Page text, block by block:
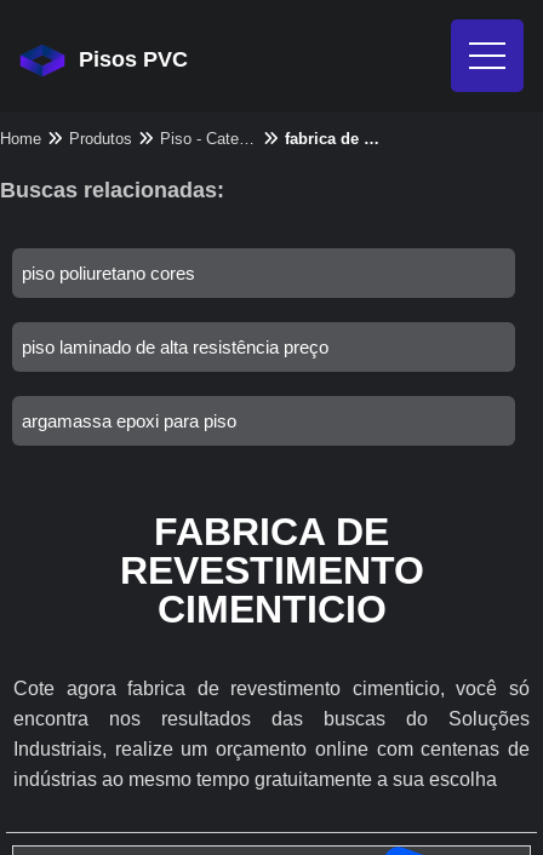
Pisos PVC
Home Produtos Piso - Categoria fabrica de revestimento cimenticio
Buscas relacionadas:
piso poliuretano cores
piso laminado de alta resistência preço
argamassa epoxi para piso
FABRICA DE
REVESTIMENTO
CIMENTICIO
Cote agora fabrica de revestimento cimenticio, você só
encontra nos resultados das buscas do Soluções
Industriais, realize um orçamento online com centenas de
indústrias ao mesmo tempo gratuitamente a sua escolha